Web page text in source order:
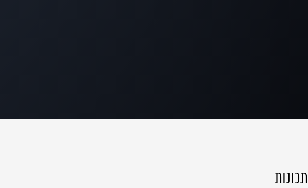
תכונות